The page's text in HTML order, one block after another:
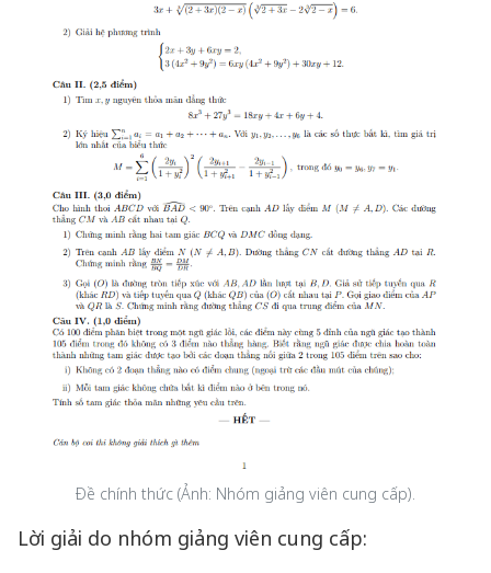
Đề chính thức (Ảnh: Nhóm giảng viên cung cấp).
Lời giải do nhóm giảng viên cung cấp: